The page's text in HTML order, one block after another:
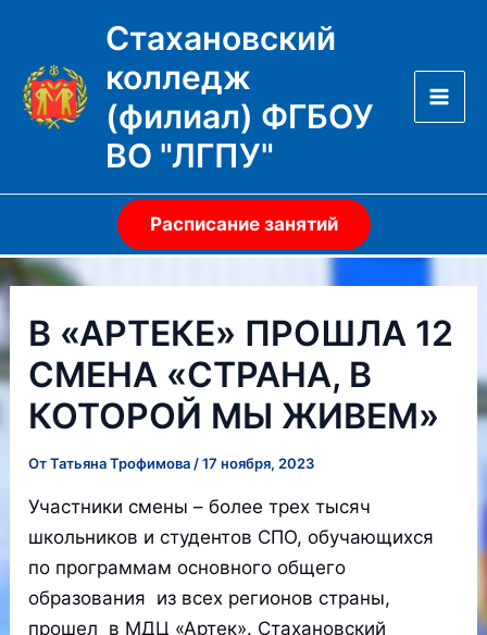
содержимому
Стахановский
колледж
(филиал) ФГБОУ
ВО "ЛГПУ"
Расписание занятий
В «АРТЕКЕ» ПРОШЛА 12
СМЕНА «СТРАНА, В
КОТОРОЙ МЫ ЖИВЕМ»
ОтТатьяна Трофимова /17 ноября, 2023
Участники смены – более трех тысяч
школьников и студентов СПО, обучающихся
по программам основного общего
образования из всех регионов страны,
прошел в МДЦ «Артек». Стахановский